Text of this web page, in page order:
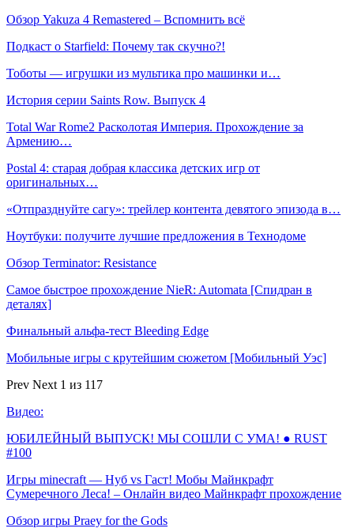
Обзор Yakuza 4 Remastered – Вспомнить всё
Подкаст о Starfield: Почему так скучно?!
Тоботы — игрушки из мультика про машинки и…
История серии Saints Row. Выпуск 4
Total War Rome2 Расколотая Империя. Прохождение за
Армению…
Postal 4: старая добрая классика детских игр от
оригинальных…
«Отпразднуйте сагу»: трейлер контента девятого эпизода в…
Ноутбуки: получите лучшие предложения в Технодоме
Обзор Terminator: Resistance
Самое быстрое прохождение NieR: Automata [Спидран в
деталях]
Финальный альфа-тест Bleeding Edge
Мобильные игры с крутейшим сюжетом [Мобильный Уэс]
Prev Next 1 из 117
Видео:
ЮБИЛЕЙНЫЙ ВЫПУСК! МЫ СОШЛИ С УМА! ● RUST
#100
Игры minecraft — Нуб vs Гаст! Мобы Майнкрафт
Сумеречного Леса! – Онлайн видео Майнкрафт прохождение
Обзор игры Praey for the Gods